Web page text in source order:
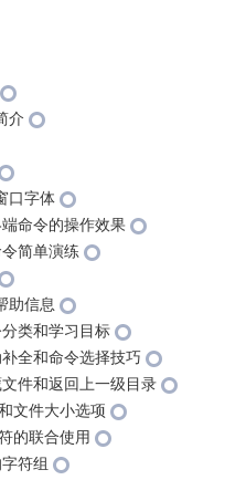
介
口字体
命令的操作效果
简单演练
助信息
类和学习目标
全和命令选择技巧
件和返回上一级目录
文件大小选项
的联合使用
符组